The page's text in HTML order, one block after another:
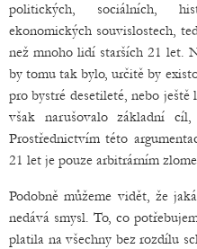
politických, sociálních,
ekonomických souvislostech,
než mnoho lidí starších 21 let.
by tomu tak bylo, určitě by
pro bystré desetileté, nebo
však narušovalo základní
Prostřednictvím této
21 let je pouze arbitrárním
Podobně můžeme vidět, že
nedává smysl. To, co
platila na všechny bez rozdílu